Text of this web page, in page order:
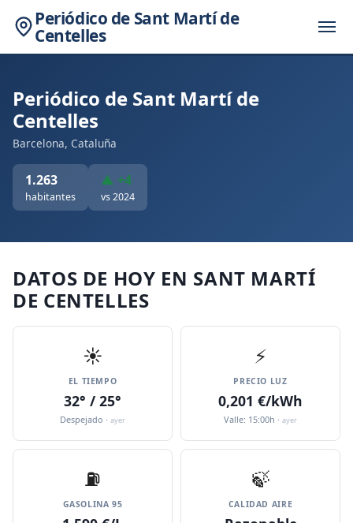
Periódico de Sant Martí de
Centelles
Periódico de Sant Martí de
Centelles
Barcelona, Cataluña
1.263
habitantes
▲ +4
vs 2024
DATOS DE HOY EN SANT MARTÍ
DE CENTELLES
☀️
EL TIEMPO
32° / 25°
Despejado · ayer
⚡
PRECIO LUZ
0,201 €/kWh
Valle: 15:00h · ayer
⛽️
GASOLINA 95
🍃
CALIDAD AIRE